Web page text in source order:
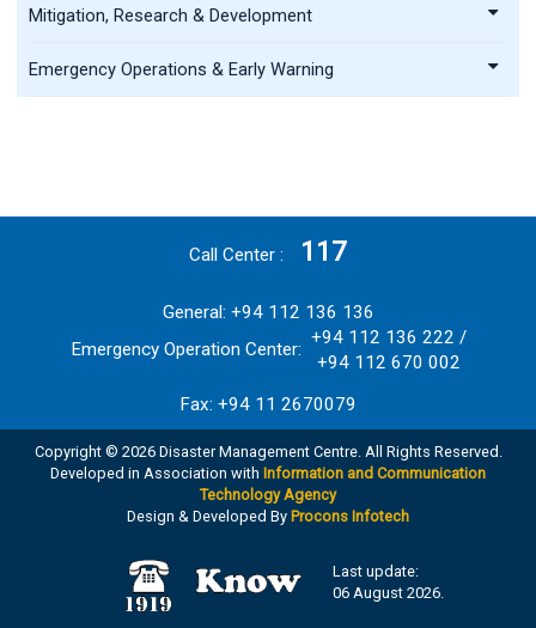
Mitigation, Research & Development
Emergency Operations & Early Warning
Call Center 117
General: +94 112 136 136
Emergency Operation Center:
+94 112 136 222 /
+94 112 670 002
Fax: +94 11 2670079
Copyright © 2026 Disaster Management Centre. All Rights Reserved.
Developed in Association with Information and Communication
Technology Agency
Design & Developed By Procons Infotech
Last update:
06 August 2026.